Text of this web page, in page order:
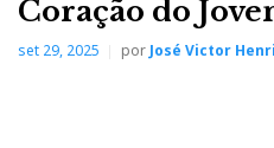
Coração do
set 29, 2025 por José Victor